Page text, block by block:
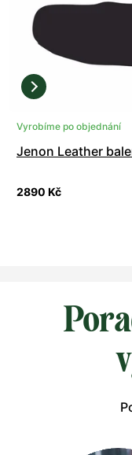
Vyrobíme po objednání
Jenon Leather
2890 Kč